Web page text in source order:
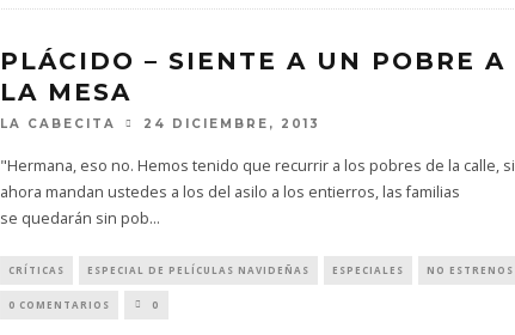
PLÁCIDO – SIENTE A UN POBRE A
LA MESA
LA CABECITA 24 DICIEMBRE, 2013
"Hermana, eso no. Hemos tenido que recurrir a los pobres de la calle, si
ahora mandan ustedes a los del asilo a los entierros, las familias
se quedarán sin pob...
CRÍTICAS ESPECIAL DE PELÍCULAS NAVIDEÑAS ESPECIALES NO ESTRENOS
0 COMENTARIOS 0